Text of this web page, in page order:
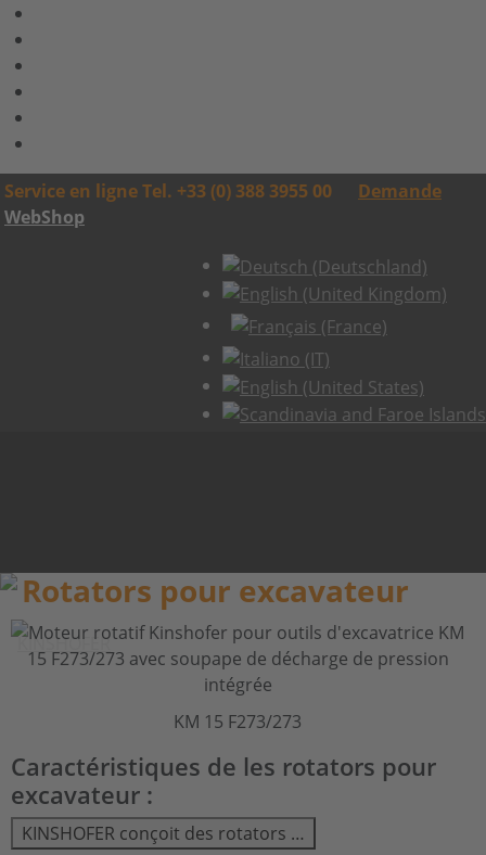
Service en ligne Tel. +33 (0) 388 3955 00
Demande
WebShop
Rotators pour excavateur
KM 15 F273/273
Caractéristiques de les rotators pour
excavateur :
KINSHOFER conçoit des rotators …